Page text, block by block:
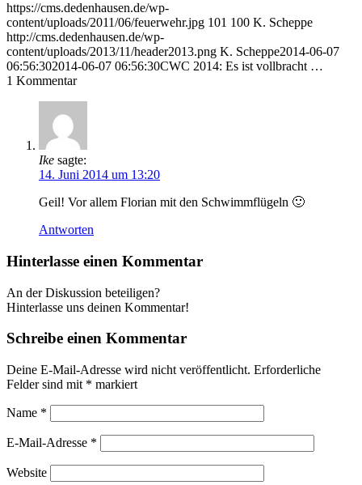
https://cms.dedenhausen.de/wp-
content/uploads/2011/06/feuerwehr.jpg 101 100 K. Scheppe
http://cms.dedenhausen.de/wp-
content/uploads/2013/11/header2013.png K. Scheppe2014-06-07
06:56:302014-06-07 06:56:30CWC 2014: Es ist vollbracht …
1 Kommentar
Ike sagte:
14. Juni 2014 um 13:20
Geil! Vor allem Florian mit den Schwimmflügeln 🙂
Antworten
Hinterlasse einen Kommentar
An der Diskussion beteiligen?
Hinterlasse uns deinen Kommentar!
Schreibe einen Kommentar
Deine E-Mail-Adresse wird nicht veröffentlicht. Erforderliche
Felder sind mit * markiert
Name *
E-Mail-Adresse *
Website